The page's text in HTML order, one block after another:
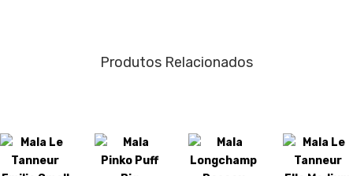
Produtos Relacionados